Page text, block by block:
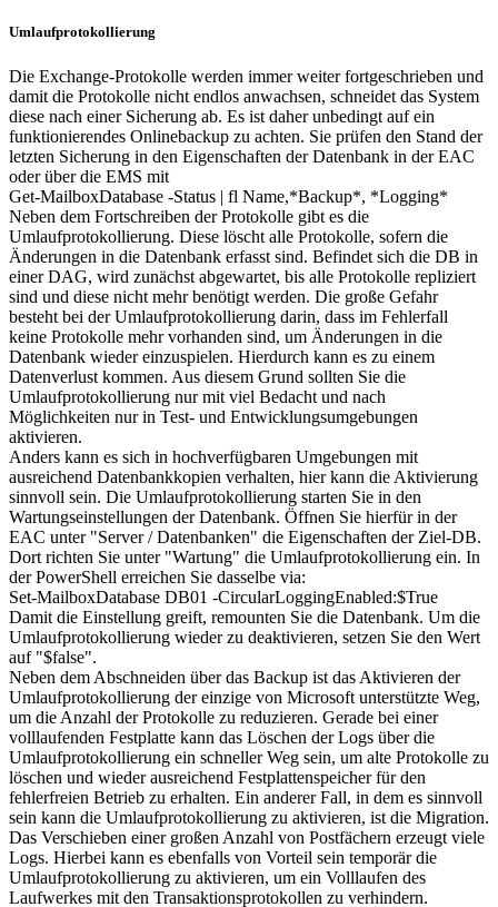
Umlaufprotokollierung
Die Exchange-Protokolle werden immer weiter fortgeschrieben und
damit die Protokolle nicht endlos anwachsen, schneidet das System
diese nach einer Sicherung ab. Es ist daher unbedingt auf ein
funktionierendes Onlinebackup zu achten. Sie prüfen den Stand der
letzten Sicherung in den Eigenschaften der Datenbank in der EAC
oder über die EMS mit
Get-MailboxDatabase -Status | fl Name,*Backup*, *Logging*
Neben dem Fortschreiben der Protokolle gibt es die
Umlaufprotokollierung. Diese löscht alle Protokolle, sofern die
Änderungen in die Datenbank erfasst sind. Befindet sich die DB in
einer DAG, wird zunächst abgewartet, bis alle Protokolle repliziert
sind und diese nicht mehr benötigt werden. Die große Gefahr
besteht bei der Umlaufprotokollierung darin, dass im Fehlerfall
keine Protokolle mehr vorhanden sind, um Änderungen in die
Datenbank wieder einzuspielen. Hierdurch kann es zu einem
Datenverlust kommen. Aus diesem Grund sollten Sie die
Umlaufprotokollierung nur mit viel Bedacht und nach
Möglichkeiten nur in Test- und Entwicklungsumgebungen
aktivieren.
Anders kann es sich in hochverfügbaren Umgebungen mit
ausreichend Datenbankkopien verhalten, hier kann die Aktivierung
sinnvoll sein. Die Umlaufprotokollierung starten Sie in den
Wartungseinstellungen der Datenbank. Öffnen Sie hierfür in der
EAC unter "Server / Datenbanken" die Eigenschaften der Ziel-DB.
Dort richten Sie unter "Wartung" die Umlaufprotokollierung ein. In
der PowerShell erreichen Sie dasselbe via:
Set-MailboxDatabase DB01 -CircularLoggingEnabled:$True
Damit die Einstellung greift, remounten Sie die Datenbank. Um die
Umlaufprotokollierung wieder zu deaktivieren, setzen Sie den Wert
auf "$false".
Neben dem Abschneiden über das Backup ist das Aktivieren der
Umlaufprotokollierung der einzige von Microsoft unterstützte Weg,
um die Anzahl der Protokolle zu reduzieren. Gerade bei einer
volllaufenden Festplatte kann das Löschen der Logs über die
Umlaufprotokollierung ein schneller Weg sein, um alte Protokolle zu
löschen und wieder ausreichend Festplattenspeicher für den
fehlerfreien Betrieb zu erhalten. Ein anderer Fall, in dem es sinnvoll
sein kann die Umlaufprotokollierung zu aktivieren, ist die Migration.
Das Verschieben einer großen Anzahl von Postfächern erzeugt viele
Logs. Hierbei kann es ebenfalls von Vorteil sein temporär die
Umlaufprotokollierung zu aktivieren, um ein Volllaufen des
Laufwerkes mit den Transaktionsprotokollen zu verhindern.